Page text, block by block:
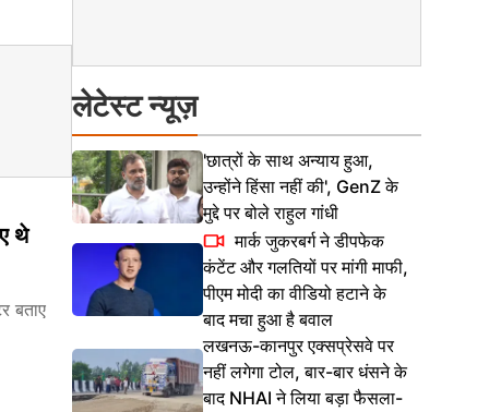
थे
बताए
लेटेस्ट न्यूज़
'छात्रों के साथ अन्याय हुआ,
उन्होंने हिंसा नहीं की', GenZ के
मुद्दे पर बोले राहुल गांधी
मार्क जुकरबर्ग ने डीपफेक
कंटेंट और गलतियों पर मांगी माफी,
पीएम मोदी का वीडियो हटाने के
बाद मचा हुआ है बवाल
लखनऊ-कानपुर एक्सप्रेसवे पर
नहीं लगेगा टोल, बार-बार धंसने के
बाद NHAI ने लिया बड़ा फैसला-